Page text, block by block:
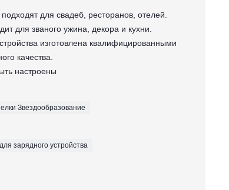
для свадеб, ресторанов, отелей.
для званого ужина, декора и кухни.
изготовлена ​​квалифицированными
качества.
настроены
Звездообразование
зарядного устройства